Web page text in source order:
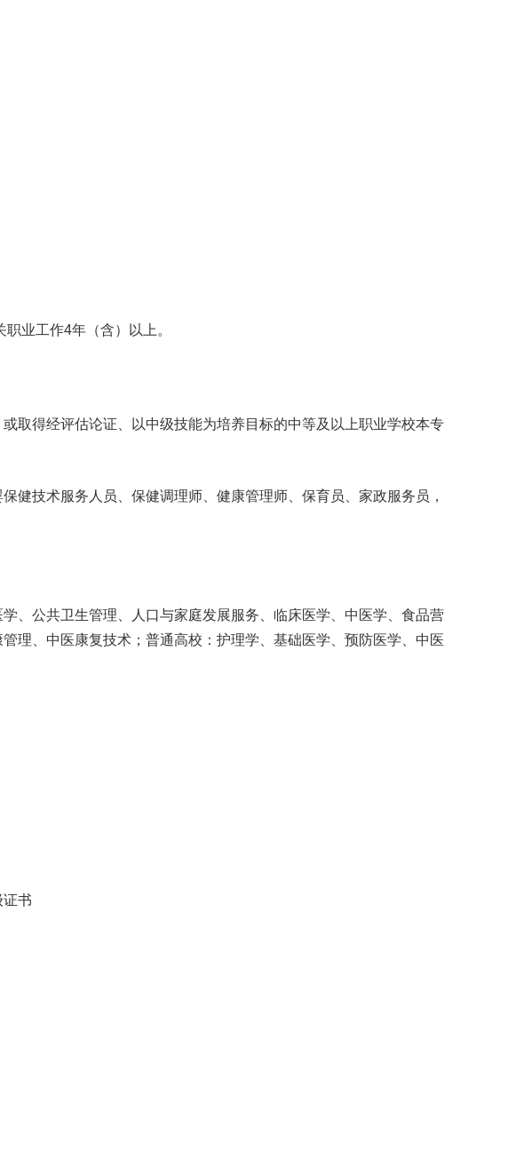
业工作4年（含）以上。
得经评估论证、以中级技能为培养目标的中等及以上职业学校本专
技术服务人员、保健调理师、健康管理师、保育员、家政服务员，
公共卫生管理、人口与家庭发展服务、临床医学、中医学、食品营
理、中医康复技术；普通高校：护理学、基础医学、预防医学、中医
书